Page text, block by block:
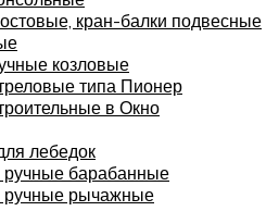
кран-балки подвесные
козловые
типа Пионер
в Окно
лебедок
ручные барабанные
ручные рычажные